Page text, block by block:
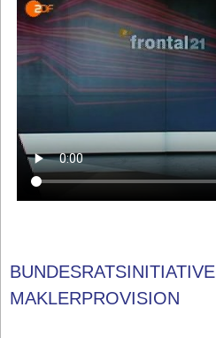
BUNDESRATSINITIATIVE
MAKLERPROVISION